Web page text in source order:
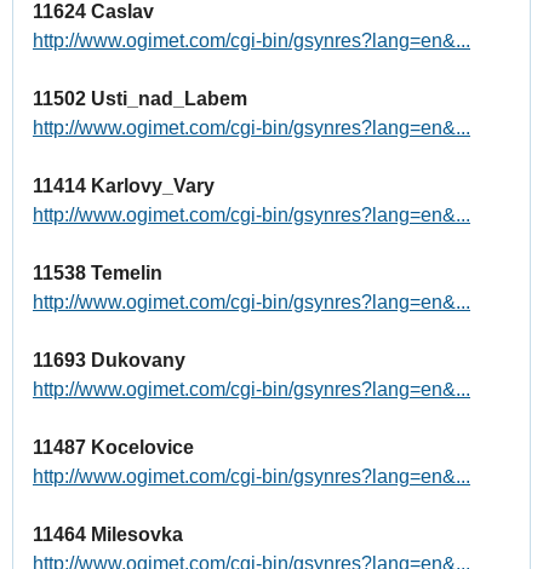
11624 Caslav
http://www.ogimet.com/cgi-bin/gsynres?lang=en&...
11502 Usti_nad_Labem
http://www.ogimet.com/cgi-bin/gsynres?lang=en&...
11414 Karlovy_Vary
http://www.ogimet.com/cgi-bin/gsynres?lang=en&...
11538 Temelin
http://www.ogimet.com/cgi-bin/gsynres?lang=en&...
11693 Dukovany
http://www.ogimet.com/cgi-bin/gsynres?lang=en&...
11487 Kocelovice
http://www.ogimet.com/cgi-bin/gsynres?lang=en&...
11464 Milesovka
http://www.ogimet.com/cgi-bin/gsynres?lang=en&...